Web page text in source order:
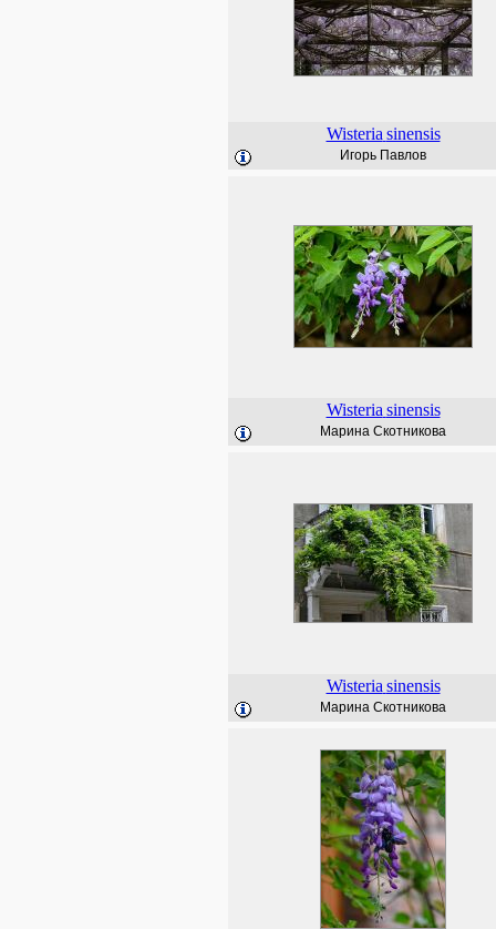
Wisteria sinensis
Игорь Павлов
Wisteria sinensis
Марина Скотникова
Wisteria sinensis
Марина Скотникова